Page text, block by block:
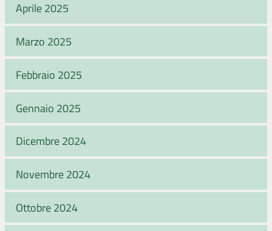
Aprile 2025
Marzo 2025
Febbraio 2025
Gennaio 2025
Dicembre 2024
Novembre 2024
Ottobre 2024